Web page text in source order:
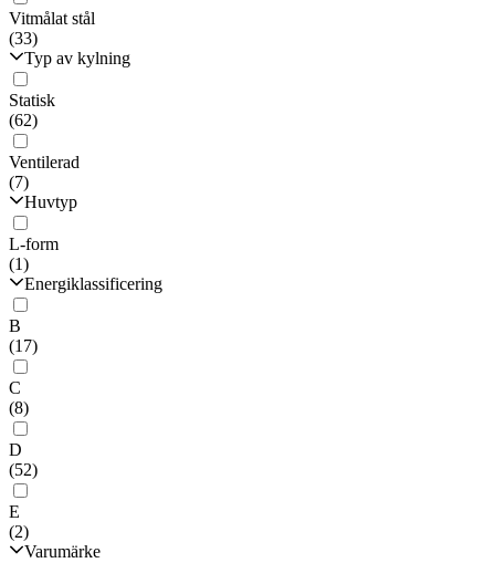
Vitmålat stål
(33)
Typ av kylning
Statisk
(62)
Ventilerad
(7)
Huvtyp
L-form
(1)
Energiklassificering
B
(17)
C
(8)
D
(52)
E
(2)
Varumärke